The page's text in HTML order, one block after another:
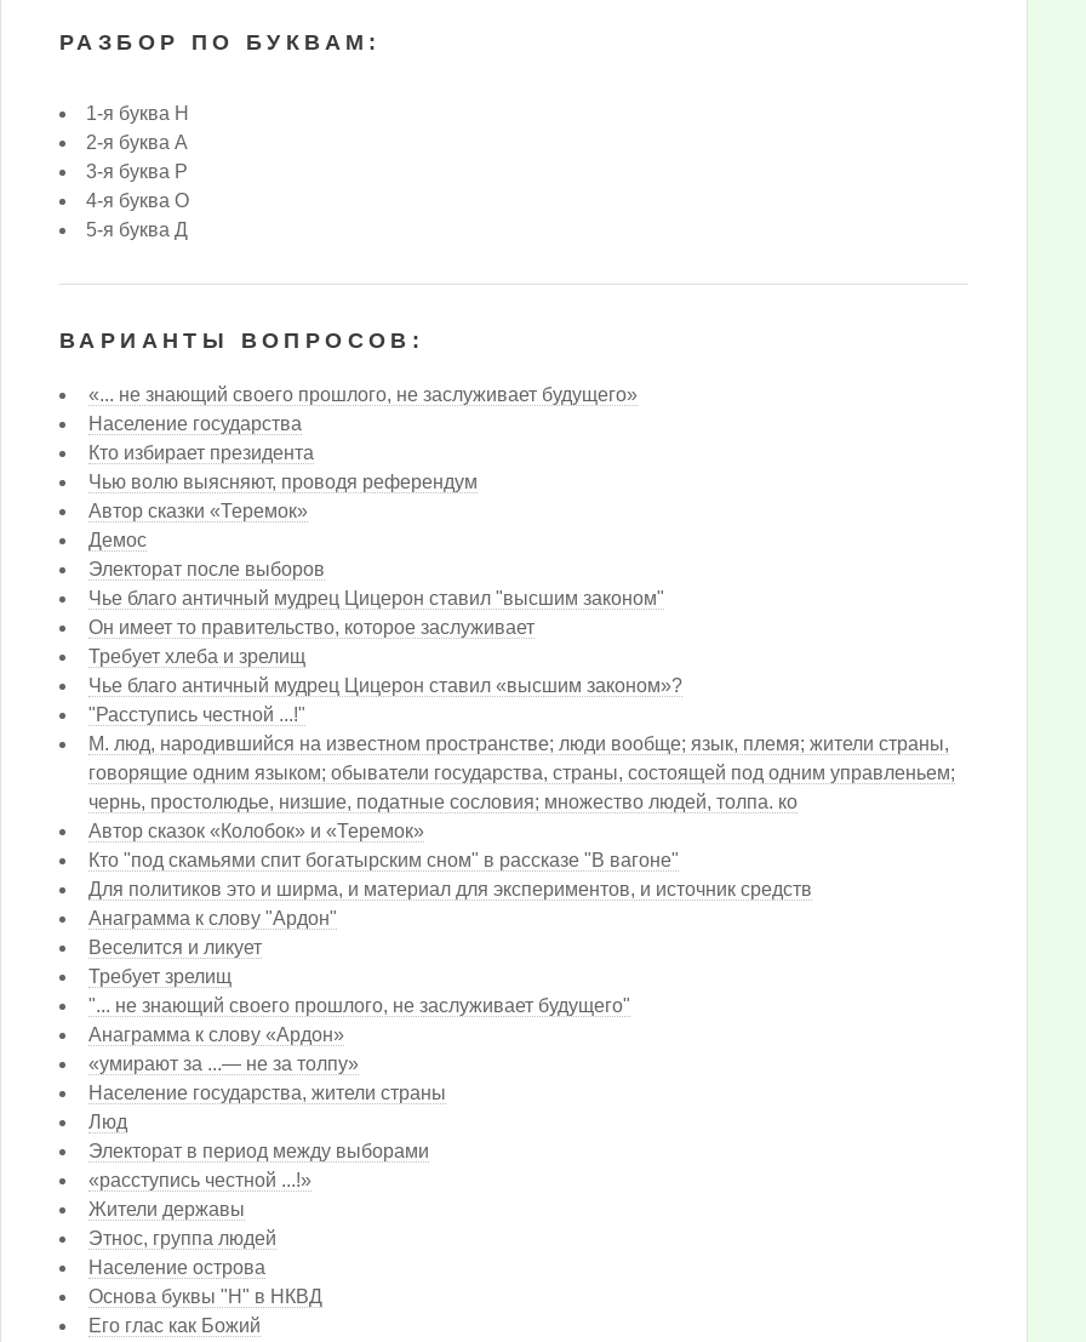
РАЗБОР ПО БУКВАМ:
1-я буква Н
2-я буква А
3-я буква Р
4-я буква О
5-я буква Д
ВАРИАНТЫ ВОПРОСОВ:
«... не знающий своего прошлого, не заслуживает будущего»
Население государства
Кто избирает президента
Чью волю выясняют, проводя референдум
Автор сказки «Теремок»
Демос
Электорат после выборов
Чье благо античный мудрец Цицерон ставил "высшим законом"
Он имеет то правительство, которое заслуживает
Требует хлеба и зрелищ
Чье благо античный мудрец Цицерон ставил «высшим законом»?
"Расступись честной ...!"
М. люд, народившийся на известном пространстве; люди вообще; язык, племя; жители страны,
говорящие одним языком; обыватели государства, страны, состоящей под одним управленьем;
чернь, простолюдье, низшие, податные сословия; множество людей, толпа. ко
Автор сказок «Колобок» и «Теремок»
Кто "под скамьями спит богатырским сном" в рассказе "В вагоне"
Для политиков это и ширма, и материал для экспериментов, и источник средств
Анаграмма к слову "Ардон"
Веселится и ликует
Требует зрелищ
"... не знающий своего прошлого, не заслуживает будущего"
Анаграмма к слову «Ардон»
«умирают за ...— не за толпу»
Население государства, жители страны
Люд
Электорат в период между выборами
«расступись честной ...!»
Жители державы
Этнос, группа людей
Население острова
Основа буквы "Н" в НКВД
Его глас как Божий